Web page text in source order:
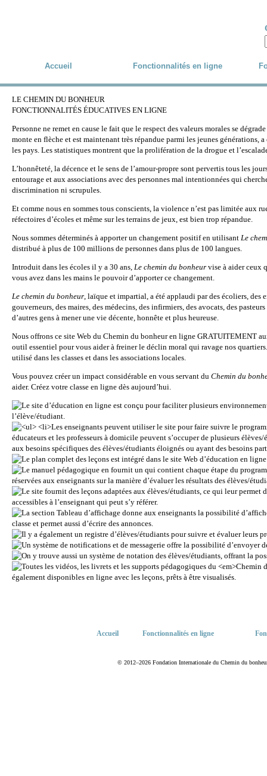
Accueil Fonctionnalités en ligne
LE CHEMIN DU BONHEUR
FONCTIONNALITÉS ÉDUCATIVES EN LIGNE
Personne ne remet en cause le fait que le respect des valeurs morales se
monte en flèche et est maintenant très répandue parmi les jeunes
les pays. Les statistiques montrent que la prolifération de la drogue et
L’honnêteté, la décence et le sens de l’amour-propre sont pervertis tous les
entourage et aux associations avec des personnes mal intentionnées qui
discrimination ni scrupules.
Et comme nous en sommes tous conscients, la violence n’est pas limitée aux
réfectoires d’écoles et même sur les terrains de jeux, est bien trop répandue.
Nous sommes déterminés à apporter un changement positif en utilisant Le
distribué à plus de 100 millions de personnes dans plus de 100 langues.
Introduit dans les écoles il y a 30 ans, Le chemin du bonheur vise à aider ceux
vous avez dans les mains le pouvoir d’apporter ce changement.
Le chemin du bonheur, laïque et impartial, a été applaudi par des écoliers, des
gouverneurs, des maires, des médecins, des infirmiers, des avocats, des
d’autres gens à mener une vie décente, honnête et plus heureuse.
Nous offrons ce site Web du Chemin du bonheur en ligne GRATUITEMENT
outil essentiel pour vous aider à freiner le déclin moral qui ravage nos
utilisé dans les classes et dans les associations locales.
Vous pouvez créer un impact considérable en vous servant du Chemin du
aider. Créez votre classe en ligne dès aujourd’hui.
Accueil Fonctionnalités en ligne
© 2012–2026 Fondation Internationale du Chemin du